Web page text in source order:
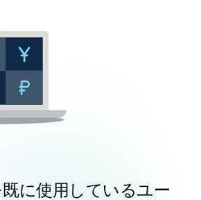
既に使用しているユー